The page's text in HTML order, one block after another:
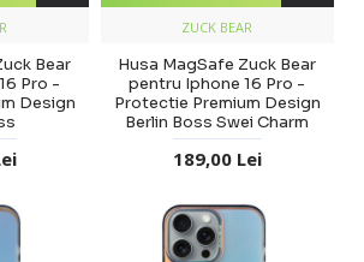
Bear
Pro -
Design
ZUCK BEAR
Husa MagSafe Zuck Bear
pentru Iphone 16 Pro -
Protectie Premium Design
Berlin Boss Swei Charm
189,00 Lei